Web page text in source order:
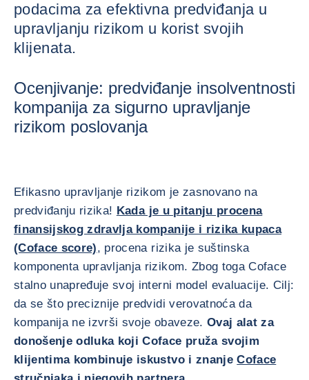
podacima za efektivna predviđanja u
upravljanju rizikom u korist svojih
klijenata.
Ocenjivanje: predviđanje insolventnosti
kompanija za sigurno upravljanje
rizikom poslovanja
Efikasno upravljanje rizikom je zasnovano na
predviđanju rizika! Kada je u pitanju procena
finansijskog zdravlja kompanije i rizika kupaca
(Coface score), procena rizika je suštinska
komponenta upravljanja rizikom. Zbog toga Coface
stalno unapređuje svoj interni model evaluacije. Cilj:
da se što preciznije predvidi verovatnoća da
kompanija ne izvrši svoje obaveze. Ovaj alat za
donošenje odluka koji Coface pruža svojim
klijentima kombinuje iskustvo i znanjeCoface